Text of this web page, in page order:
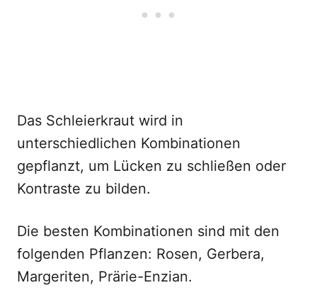
Das Schleierkraut wird in
unterschiedlichen Kombinationen
gepflanzt, um Lücken zu schließen oder
Kontraste zu bilden.
Die besten Kombinationen sind mit den
folgenden Pflanzen: Rosen, Gerbera,
Margeriten, Prärie-Enzian.